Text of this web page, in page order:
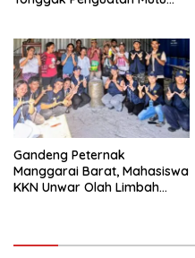
Gandeng Peternak
Manggarai Barat, Mahasiswa
KKN Unwar Olah Limbah